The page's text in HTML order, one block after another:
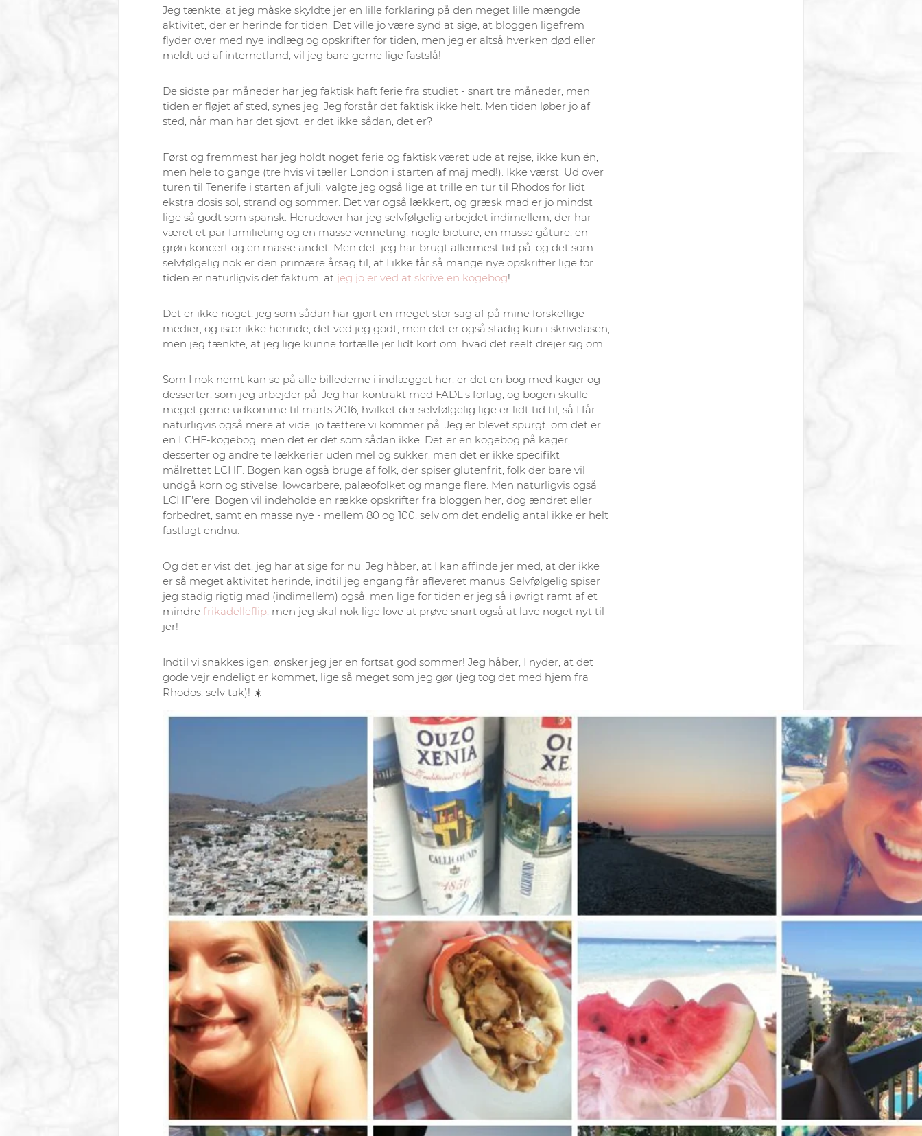
Jeg tænkte, at jeg måske skyldte jer en lille forklaring på den meget lille mængde
aktivitet, der er herinde for tiden. Det ville jo være synd at sige, at bloggen ligefrem
flyder over med nye indlæg og opskrifter for tiden, men jeg er altså hverken død eller
meldt ud af internetland, vil jeg bare gerne lige fastslå!
De sidste par måneder har jeg faktisk haft ferie fra studiet - snart tre måneder, men
tiden er fløjet af sted, synes jeg. Jeg forstår det faktisk ikke helt. Men tiden løber jo af
sted, når man har det sjovt, er det ikke sådan, det er?
Først og fremmest har jeg holdt noget ferie og faktisk været ude at rejse, ikke kun én,
men hele to gange (tre hvis vi tæller London i starten af maj med!). Ikke værst. Ud over
turen til Tenerife i starten af juli, valgte jeg også lige at trille en tur til Rhodos for lidt
ekstra dosis sol, strand og sommer. Det var også lækkert, og græsk mad er jo mindst
lige så godt som spansk. Herudover har jeg selvfølgelig arbejdet indimellem, der har
været et par familieting og en masse venneting, nogle bioture, en masse gåture, en
grøn koncert og en masse andet. Men det, jeg har brugt allermest tid på, og det som
selvfølgelig nok er den primære årsag til, at I ikke får så mange nye opskrifter lige for
tiden er naturligvis det faktum, at jeg jo er ved at skrive en kogebog!
Det er ikke noget, jeg som sådan har gjort en meget stor sag af på mine forskellige
medier, og især ikke herinde, det ved jeg godt, men det er også stadig kun i skrivefasen,
men jeg tænkte, at jeg lige kunne fortælle jer lidt kort om, hvad det reelt drejer sig om.
Som I nok nemt kan se på alle billederne i indlægget her, er det en bog med kager og
desserter, som jeg arbejder på. Jeg har kontrakt med FADL's forlag, og bogen skulle
meget gerne udkomme til marts 2016, hvilket der selvfølgelig lige er lidt tid til, så I får
naturligvis også mere at vide, jo tættere vi kommer på. Jeg er blevet spurgt, om det er
en LCHF-kogebog, men det er det som sådan ikke. Det er en kogebog på kager,
desserter og andre te lækkerier uden mel og sukker, men det er ikke specifikt
målrettet LCHF. Bogen kan også bruge af folk, der spiser glutenfrit, folk der bare vil
undgå korn og stivelse, lowcarbere, palæofolket og mange flere. Men naturligvis også
LCHF'ere. Bogen vil indeholde en række opskrifter fra bloggen her, dog ændret eller
forbedret, samt en masse nye - mellem 80 og 100, selv om det endelig antal ikke er helt
fastlagt endnu.
Og det er vist det, jeg har at sige for nu. Jeg håber, at I kan affinde jer med, at der ikke
er så meget aktivitet herinde, indtil jeg engang får afleveret manus. Selvfølgelig spiser
jeg stadig rigtig mad (indimellem) også, men lige for tiden er jeg så i øvrigt ramt af et
mindre frikadelleflip, men jeg skal nok lige love at prøve snart også at lave noget nyt til
jer!
Indtil vi snakkes igen, ønsker jeg jer en fortsat god sommer! Jeg håber, I nyder, at det
gode vejr endeligt er kommet, lige så meget som jeg gør (jeg tog det med hjem fra
Rhodos, selv tak)! ☀️